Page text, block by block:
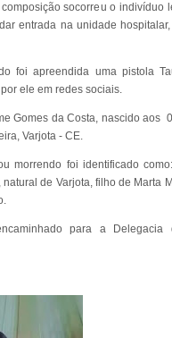
socorreu o indivíduo
entrada na unidade
foi apreendida uma pistola
ele em redes sociais.
Gomes da Costa, nascido aos
Varjota - CE.
morrendo foi identificado
de Varjota, filho de Marta
para a